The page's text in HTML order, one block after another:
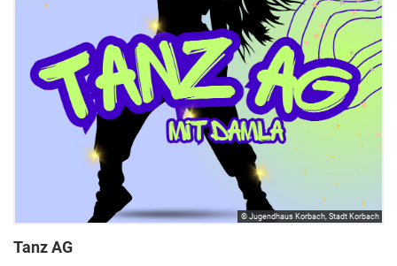
Tanz AG
© Jugendhaus Korbach, Stadt Korbach